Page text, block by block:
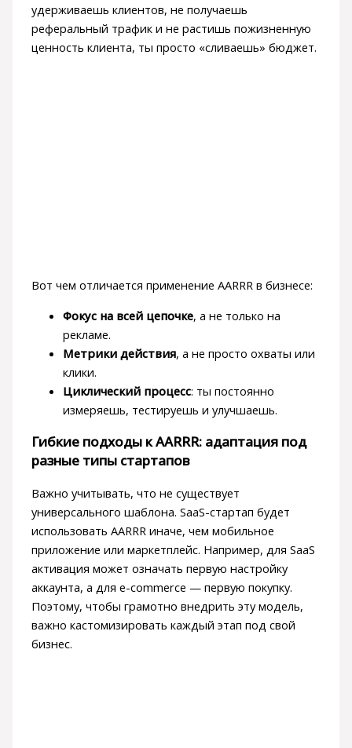
удерживаешь клиентов, не получаешь
реферальный трафик и не растишь пожизненную
ценность клиента, ты просто «сливаешь» бюджет.
Вот чем отличается применение AARRR в бизнесе:
Фокус на всей цепочке, а не только на
рекламе.
Метрики действия, а не просто охваты или
клики.
Циклический процесс: ты постоянно
измеряешь, тестируешь и улучшаешь.
Гибкие подходы к AARRR: адаптация под
разные типы стартапов
Важно учитывать, что не существует
универсального шаблона. SaaS-стартап будет
использовать AARRR иначе, чем мобильное
приложение или маркетплейс. Например, для SaaS
активация может означать первую настройку
аккаунта, а для e-commerce — первую покупку.
Поэтому, чтобы грамотно внедрить эту модель,
важно кастомизировать каждый этап под свой
бизнес.